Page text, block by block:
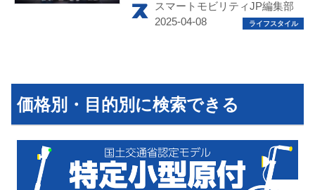
EV
電動バイク
電動キックボード
ライフスタイル
UNIVERSEが共同開発
スマートモビリティJP編集部
価格別・目的別に検索できる